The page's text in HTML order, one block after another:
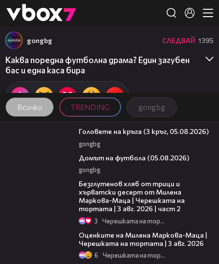
👾
Всички TRENDING gongbg
gongbg СЛЕДВАЙ 1395
Каква поредна футболна драма? Един загубен
бас и една каса бира
27:51
Головете на кръга (3 кръг, 05.08.2026)
gongbg
Домът на футбола (05.08.2026)
gongbg
Безглутенов хляб от трици и
хърватски десерт от Милена
Маркова-Маца | Черешката на
тортата | 3 авг. 2026 | част 2
3 Черешката на тортата
Оценките на Милена Маркова-Маца |
Черешката на тортата | 3 авг. 2026
6 Черешката на тортата